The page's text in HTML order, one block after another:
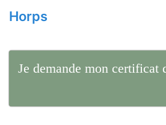
Horps
Je demande mon certificat